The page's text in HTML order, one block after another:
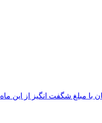
با مبلغ شگفت انگیز از این ماه